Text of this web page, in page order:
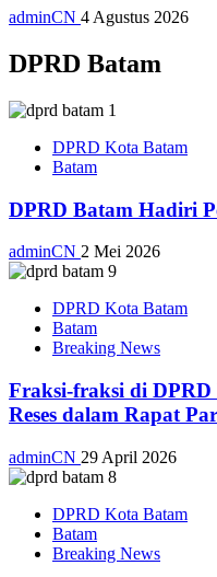
adminCN 4 Agustus 2026
DPRD Batam
DPRD Kota Batam
Batam
DPRD Batam Hadiri
adminCN 2 Mei 2026
DPRD Kota Batam
Batam
Breaking News
Fraksi-fraksi di
Reses dalam Rapat
adminCN 29 April 2026
DPRD Kota Batam
Batam
Breaking News